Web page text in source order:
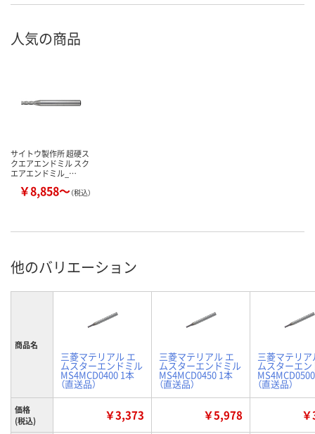
人気の商品
サイトウ製作所 超硬ス
クエアエンドミル スク
エアエンドミル_…
￥8,858～（税込）
他のバリエーション
商品名
三菱マテリアル エ
ムスターエンドミル
MS4MCD0400 1本
（直送品）
三菱マテリアル エ
ムスターエンドミル
MS4MCD0450 1本
（直送品）
三菱マテリア
ムスターエ
（直送品）
価格
(税込)
￥3,373 ￥5,978